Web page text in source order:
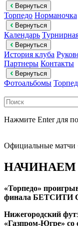
Вернуться
Торпедо Норманочка
Вернуться
Календарь
Вернуться
История клуба
Партнеры Контакты
Вернуться
Фотоальбомы
Нажмите Enter для
Официальные матчи
«Торпедо»
финала БЕТСИТИ
Нижегородский
«Газпром-Югре» со